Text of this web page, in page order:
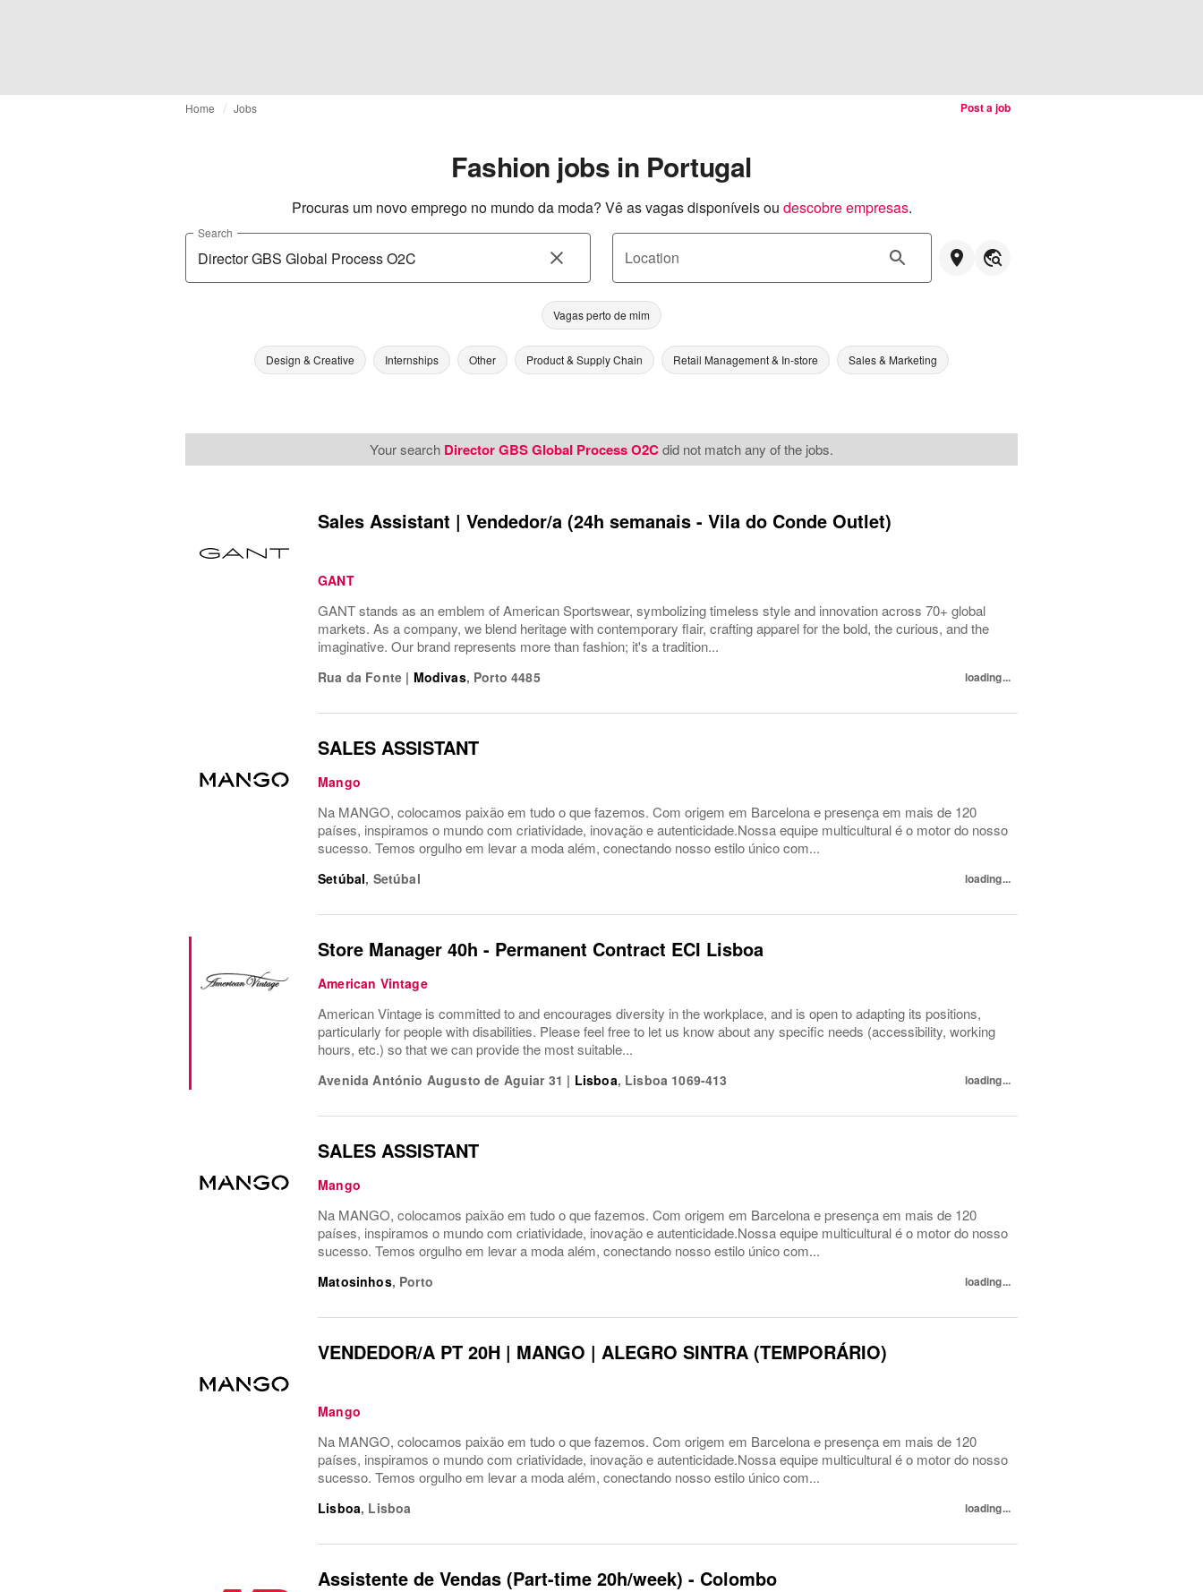
Home Jobs Post a job
Fashion jobs in Portugal
Procuras um novo emprego no mundo da moda? Vê as vagas disponíveis ou descobre empresas.
Search
Location
Vagas perto de mim
Design & Creative Internships Other Product & Supply Chain Retail Management & In-store Sales & Marketing
Your search Director GBS Global Process O2Cdid not match any of the jobs.
Sales Assistant | Vendedor/a (24h semanais - Vila do Conde Outlet)
GANT
GANT stands as an emblem of American Sportswear, symbolizing timeless style and innovation across 70+ global
markets. As a company, we blend heritage with contemporary flair, crafting apparel for the bold, the curious, and the
imaginative. Our brand represents more than fashion; it's a tradition...
Rua da Fonte | Modivas, Porto 4485 loading...
SALES ASSISTANT
Mango
Na MANGO, colocamos paixão em tudo o que fazemos. Com origem em Barcelona e presença em mais de 120
países, inspiramos o mundo com criatividade, inovação e autenticidade.Nossa equipe multicultural é o motor do nosso
sucesso. Temos orgulho em levar a moda além, conectando nosso estilo único com...
Setúbal, Setúbal loading...
Store Manager 40h - Permanent Contract ECI Lisboa
American Vintage
American Vintage is committed to and encourages diversity in the workplace, and is open to adapting its positions,
particularly for people with disabilities. Please feel free to let us know about any specific needs (accessibility, working
hours, etc.) so that we can provide the most suitable...
Avenida António Augusto de Aguiar 31 | Lisboa, Lisboa 1069-413 loading...
SALES ASSISTANT
Mango
Na MANGO, colocamos paixão em tudo o que fazemos. Com origem em Barcelona e presença em mais de 120
países, inspiramos o mundo com criatividade, inovação e autenticidade.Nossa equipe multicultural é o motor do nosso
sucesso. Temos orgulho em levar a moda além, conectando nosso estilo único com...
Matosinhos, Porto loading...
VENDEDOR/A PT 20H | MANGO | ALEGRO SINTRA (TEMPORÁRIO)
Mango
Na MANGO, colocamos paixão em tudo o que fazemos. Com origem em Barcelona e presença em mais de 120
países, inspiramos o mundo com criatividade, inovação e autenticidade.Nossa equipe multicultural é o motor do nosso
sucesso. Temos orgulho em levar a moda além, conectando nosso estilo único com...
Lisboa, Lisboa loading...
Assistente de Vendas (Part-time 20h/week) - Colombo